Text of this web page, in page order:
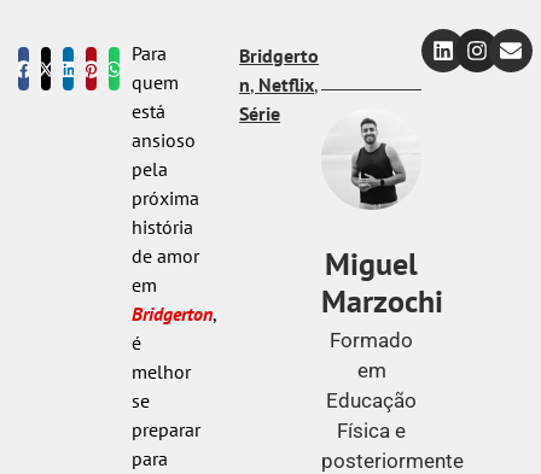
Para
quem
está
ansioso
pela
próxima
história
de amor
em
Bridgerton,
é
melhor
se
preparar
para
Bridgerto
n, Netflix,
Série
Miguel
Marzochi
Formado
em
Educação
Física e
posteriormente